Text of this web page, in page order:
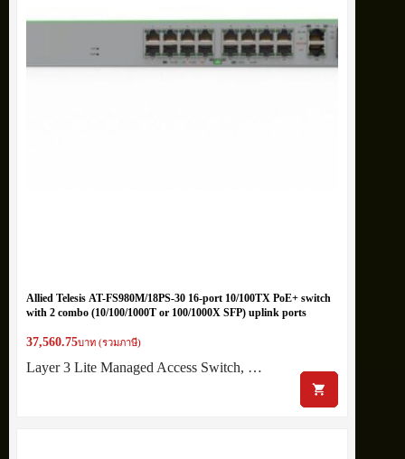
Allied Telesis AT-FS980M/18PS-30 16-port 10/100TX PoE+ switch
with 2 combo (10/100/1000T or 100/1000X SFP) uplink ports
37,560.75บาท (รวมภาษี)
Layer 3 Lite Managed Access Switch, …